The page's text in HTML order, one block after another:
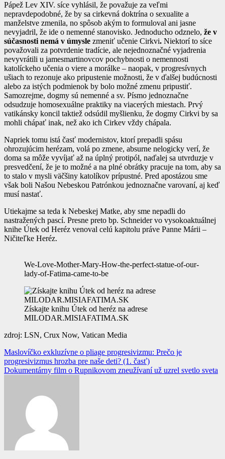
Pápež Lev XIV. síce vyhlásil, že považuje za veľmi
nepravdepodobné, že by sa cirkevná doktrína o sexualite a
manželstve zmenila, no spôsob akým to formuloval ani jasne
nevyjadril, že ide o nemenné stanovisko. Jednoducho odznelo, že v
súčasnosti nemá v úmysle zmeniť učenie Cirkvi. Niektorí to síce
považovali za potvrdenie tradície, ale nejednoznačné vyjadrenia
nevyvrátili u jamesmartinovcov pochybnosti o nemennosti
katolíckeho učenia o viere a morálke – naopak, v progresívnych
ušiach to rezonuje ako pripustenie možnosti, že v ďalšej budúcnosti
alebo za istých podmienok by bolo možné zmenu pripustiť.
Samozrejme, dogmy sú nemenné a sv. Písmo jednoznačne
odsudzuje homosexuálne praktiky na viacerých miestach. Prvý
vatikánsky koncil taktiež odsúdil myšlienku, že dogmy Cirkvi by sa
mohli chápať inak, než ako ich Cirkev vždy chápala.
Napriek tomu istá časť modernistov, ktorí prepadli spásu
ohrozujúcim herézam, volá po zmene, absurne nelogicky verí, že
doma sa môže vyvíjať až na úplný protipól, naďalej sa utvrduzje v
presvedčení, že je to možné a na plné obrátky pracuje na tom, aby sa
to stalo v mysli väčšiny katolíkov prípustné. Pred apostázou sme
však boli Našou Nebeskou Patrónkou jednoznačne varovaní, aj keď
musí nastať.
Utiekajme sa teda k Nebeskej Matke, aby sme nepadli do
nastražených pascí. Presne preto bp. Schneider vo vysokoaktuálnej
knihe Útek od Heréz venoval celú kapitolu práve Panne Márii –
Ničiteľke Heréz.
We-Love-Mother-Mary-How-the-perfect-statue-of-our-
lady-of-Fatima-came-to-be
Získajte knihu Útek od heréz na adrese
MILODAR.MISIAFATIMA.SK
zdroj: LSN, Crux Now, Vatican Media
Navigácia
v
Maslovíčko exkluzívne o pliage progresivizmu: Prečo je
progresivizmus hrozba pre naše deti? (1. časť)
Dokumentárny film o Rupnikovom zneužívaní už uzrel svetlo sveta